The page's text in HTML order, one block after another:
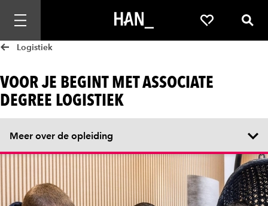
Mobiele navigatie openen Favorieten
Logistiek
VOOR JE BEGINT MET ASSOCIATE
DEGREE LOGISTIEK
Meer over de opleiding